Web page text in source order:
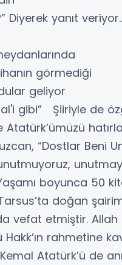
Diyerek yanıt
görmediği
geliyor
gibi” Şiiriyle de
“Dostlar Beni
boyunca 50
doğan
vefat etmiştir.
Hakk’ın rahmetine
Atatürk’ü de